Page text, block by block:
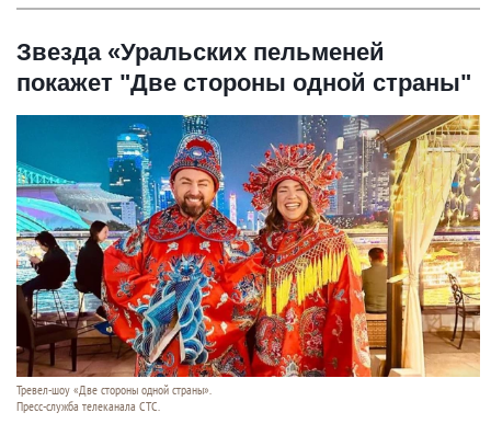
Звезда «Уральских пельменей
покажет "Две стороны одной страны"
Тревел-шоу «Две стороны одной страны».
Пресс-служба телеканала СТС.